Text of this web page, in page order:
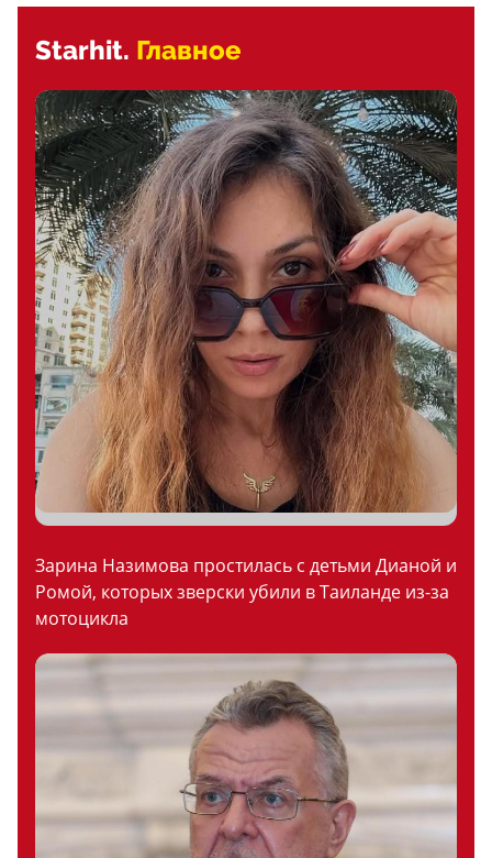
Starhit. Главное
Зарина Назимова простилась с детьми Дианой и
Ромой, которых зверски убили в Таиланде из-за
мотоцикла